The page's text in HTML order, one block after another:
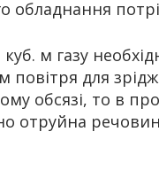
обладнання
м газу
повітря для
обсязі, то в
отруйна